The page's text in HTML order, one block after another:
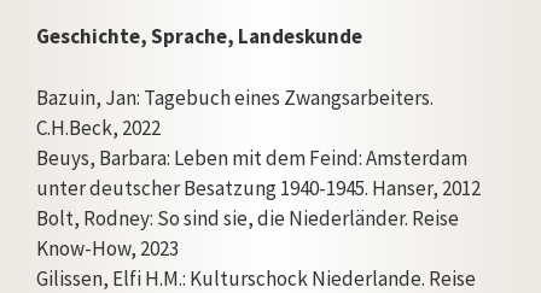
Geschichte, Sprache, Landeskunde
Bazuin, Jan: Tagebuch eines Zwangsarbeiters.
C.H.Beck, 2022
Beuys, Barbara: Leben mit dem Feind: Amsterdam
unter deutscher Besatzung 1940-1945. Hanser, 2012
Bolt, Rodney: So sind sie, die Niederländer. Reise
Know-How, 2023
Gilissen, Elfi H.M.: Kulturschock Niederlande. Reise